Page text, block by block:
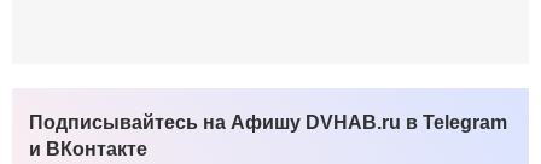
Подписывайтесь на Афишу DVHAB.ru в Telegram
и ВКонтакте